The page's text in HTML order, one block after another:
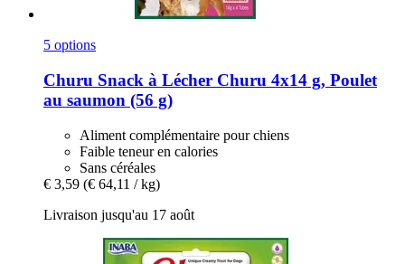
5 options
Churu Snack à Lécher Churu 4x14 g, Poulet
au saumon (56 g)
Aliment complémentaire pour chiens
Faible teneur en calories
Sans céréales
€ 3,59 (€ 64,11 / kg)
Livraison jusqu'au 17 août